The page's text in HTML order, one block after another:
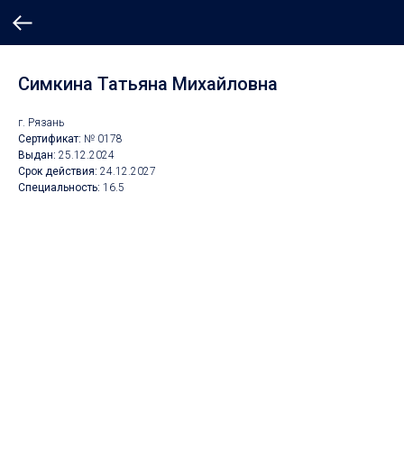
Симкина Татьяна Михайловна
г. Рязань
Сертификат: № 0178
Выдан: 25.12.2024
Срок действия: 24.12.2027
Специальность: 16.5